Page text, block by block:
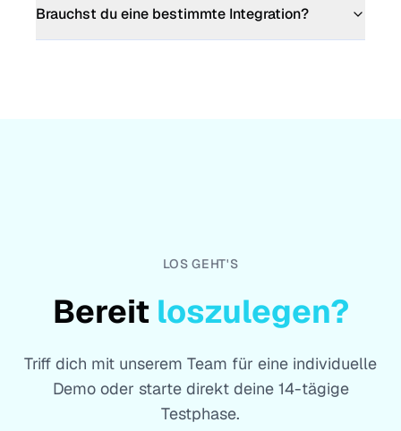
Brauchst du eine bestimmte Integration?
LOS GEHT'S
Bereit loszulegen?
Triff dich mit unserem Team für eine individuelle
Demo oder starte direkt deine 14-tägige
Testphase.